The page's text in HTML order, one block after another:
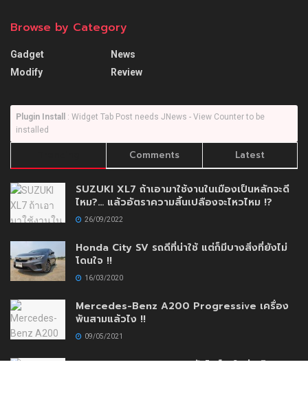
Browse by Category
Gadget
Modify
News
Review
Plugin Install
: Widget Tab Post needs JNews - View Counter to be
installed
Comments Latest
SUZUKI XL7 ถ้าเอามาใช้งานในเมืองเป็นหลักจะดี
ไหม?… แล้วอัตราความสิ้นเปลืองจะไหวไหม !?
26/09/2022
Honda City SV รถดีที่น่าใช้ แต่ก็มีบางสิ่งที่ยังไม่
โดนใจ !!
16/03/2020
Mercedes-Benz A200 Progressive เครื่อง
พันสามแล้วไง !!
09/05/2021
AEY AUTO IMPORT เปิดตัวโชว์รูมใหม่เสริมความ